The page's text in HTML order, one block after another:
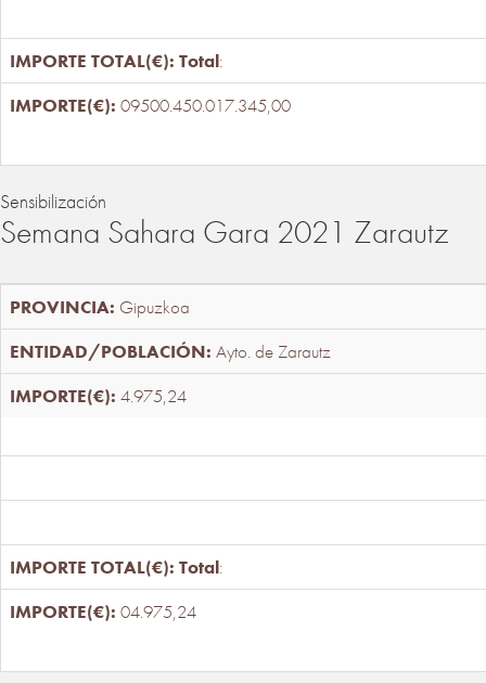
Total:
09500.450.017.345,00
Sensibilización
Semana Sahara Gara 2021 Zarautz
Gipuzkoa
Ayto. de Zarautz
4.975,24
Total:
04.975,24